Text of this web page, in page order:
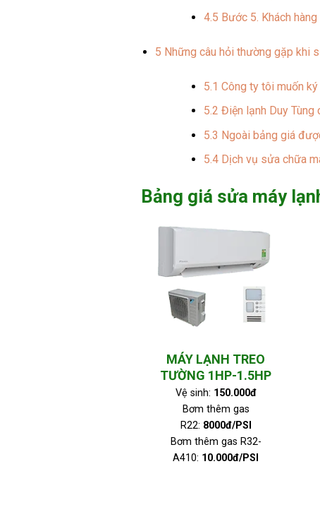
4.5 Bước 5. Khách
5 Những câu hỏi thường gặp khi
5.1 Công ty tôi muốn
5.2 Điện lạnh Duy Tùng
5.3 Ngoài bảng giá
5.4 Dịch vụ sửa chữa
Bảng giá sửa máy
MÁY LẠNH TREO
TƯỜNG 1HP-1.5HP
Vệ sinh: 150.000đ
Bơm thêm gas
R22: 8000đ/PSI
Bơm thêm gas R32-
A410: 10.000đ/PSI